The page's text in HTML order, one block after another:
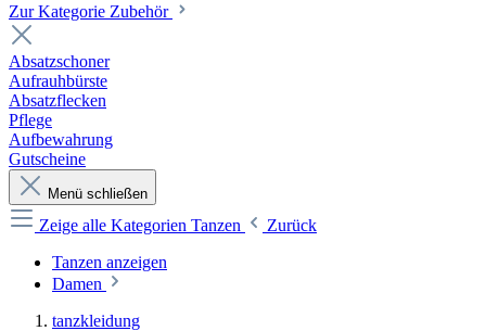
Zur Kategorie Zubehör
Absatzschoner
Aufrauhbürste
Absatzflecken
Pflege
Aufbewahrung
Gutscheine
Menü schließen
Zeige alle Kategorien Tanzen
Zurück
Tanzen anzeigen
Damen
tanzkleidung